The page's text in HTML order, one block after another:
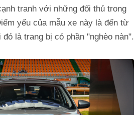
tranh với những đối thủ trong
yếu của mẫu xe này là đến từ
là trang bị có phần "nghèo nàn".